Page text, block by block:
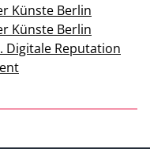
Künste Berlin
Künste Berlin
Digitale Reputation